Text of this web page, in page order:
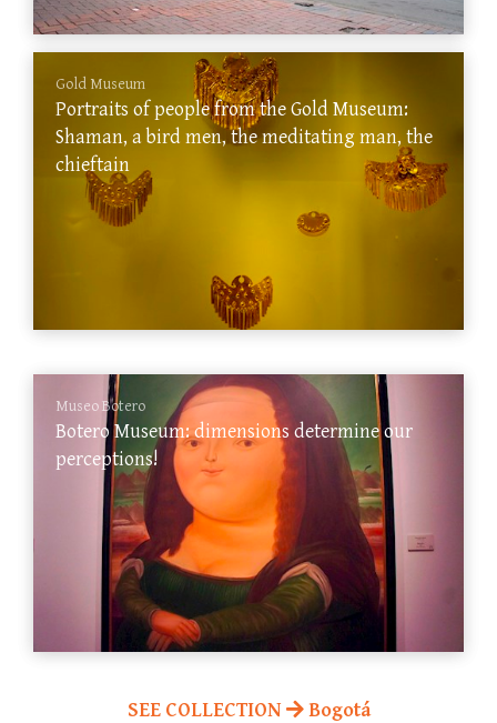
Gold Museum
Portraits of people from the Gold Museum:
Shaman, a bird men, the meditating man, the
chieftain
Museo Botero
Botero Museum: dimensions determine our
perceptions!
SEE COLLECTION Bogotá